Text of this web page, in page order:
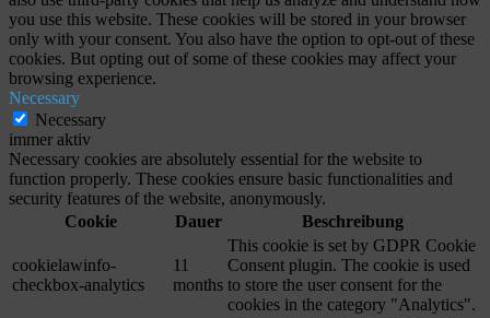
you use this website. These cookies will be stored in your browser
only with your consent. You also have the option to opt-out of these
cookies. But opting out of some of these cookies may affect your
browsing experience.
Necessary
Necessary
immer aktiv
Necessary cookies are absolutely essential for the website to
function properly. These cookies ensure basic functionalities and
security features of the website, anonymously.
Cookie
Dauer Beschreibung
cookielawinfo-
checkbox-analytics
11
months
This cookie is set by GDPR Cookie
Consent plugin. The cookie is used
to store the user consent for the
cookies in the category "Analytics".